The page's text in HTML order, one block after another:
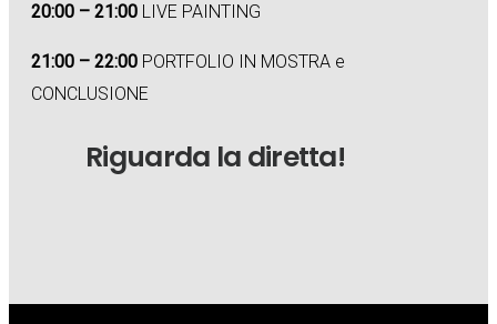
20:00 – 21:00 LIVE PAINTING
21:00 – 22:00 PORTFOLIO IN MOSTRA e
CONCLUSIONE
Riguarda la diretta!